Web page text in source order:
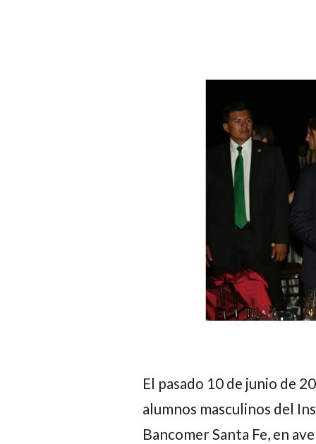
El pasado 10 de junio de
alumnos masculinos del
Bancomer Santa Fe, en